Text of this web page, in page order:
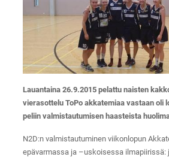
Lauantaina 26.9.2015 pelattu naisten
vierasottelu ToPo akkatemiaa vastaan oli
peliin valmistautumisen haasteista
N2D:n valmistautuminen viikonlopun
epävarmassa ja –uskoisessa ilmapiirissä: